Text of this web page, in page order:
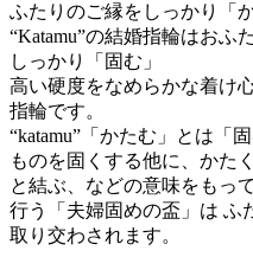
ふたりのご縁をしっかり「か
“Katamu”の結婚指輪はおふ
しっかり「固む」
高い硬度をなめらかな着け
指輪です。
“katamu”「かたむ」とは「
ものを固くする他に、かた
と結ぶ、などの意味をもっ
行う「夫婦固めの盃」は ふ
取り交わされます。